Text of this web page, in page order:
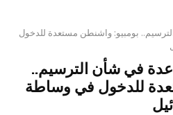
بومبيو: واشنطن مستعدة للدخول
في شأن الترسيم..
للدخول في وساطة